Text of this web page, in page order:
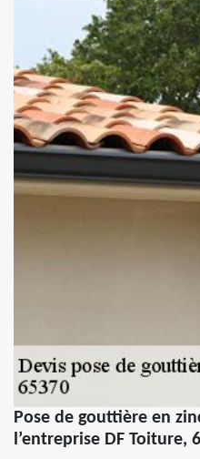
Pose de gouttière en
l’entreprise DF Toiture,